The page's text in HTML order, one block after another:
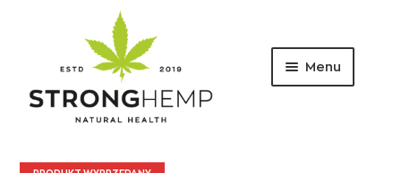
Przejdź
do
nawigacji
Przejdź
do
Menu